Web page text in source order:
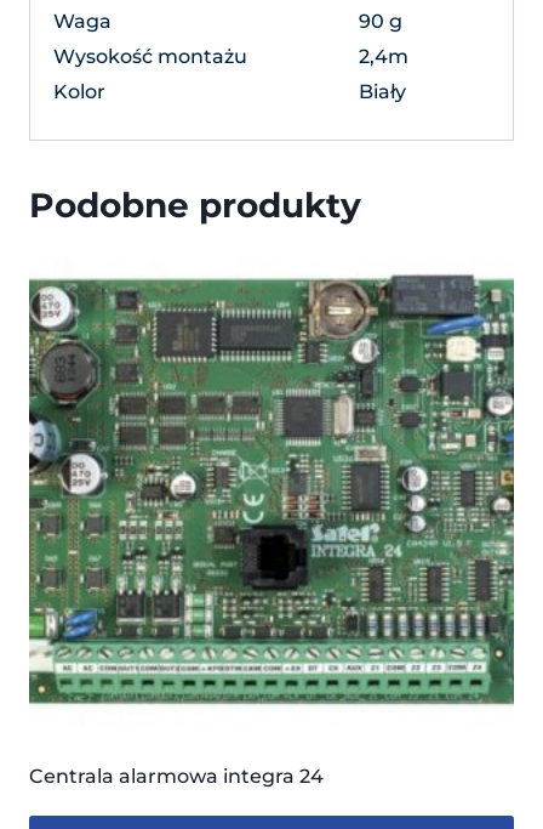
Waga
90 g
Wysokość montażu
2,4m
Kolor
Biały
Podobne produkty
Centrala alarmowa integra 24